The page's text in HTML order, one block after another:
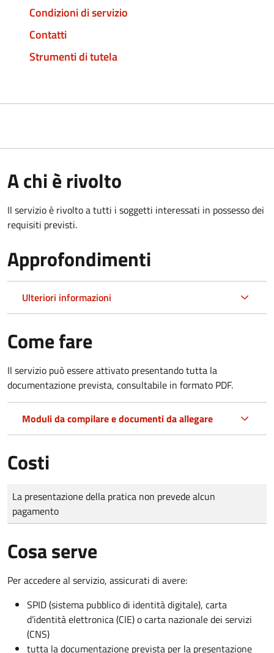
Condizioni di servizio
Contatti
Strumenti di tutela
A chi è rivolto
Il servizio è rivolto a tutti i soggetti interessati in possesso dei
requisiti previsti.
Approfondimenti
Ulteriori informazioni
Come fare
Il servizio può essere attivato presentando tutta la
documentazione prevista, consultabile in formato PDF.
Moduli da compilare e documenti da allegare
Costi
Tipo di pagamento
Importo
La presentazione della pratica non prevede alcun
pagamento
Cosa serve
Per accedere al servizio, assicurati di avere:
SPID (sistema pubblico di identità digitale), carta
d’identità elettronica (CIE) o carta nazionale dei servizi
(CNS)
tutta la documentazione prevista per la presentazione